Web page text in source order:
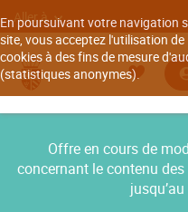
En poursuivant votre navigation
site, vous acceptez l'utilisation de
cookies à des fins de mesure
(statistiques anonymes).
Aller à
Offre en cours de
concernant le contenu